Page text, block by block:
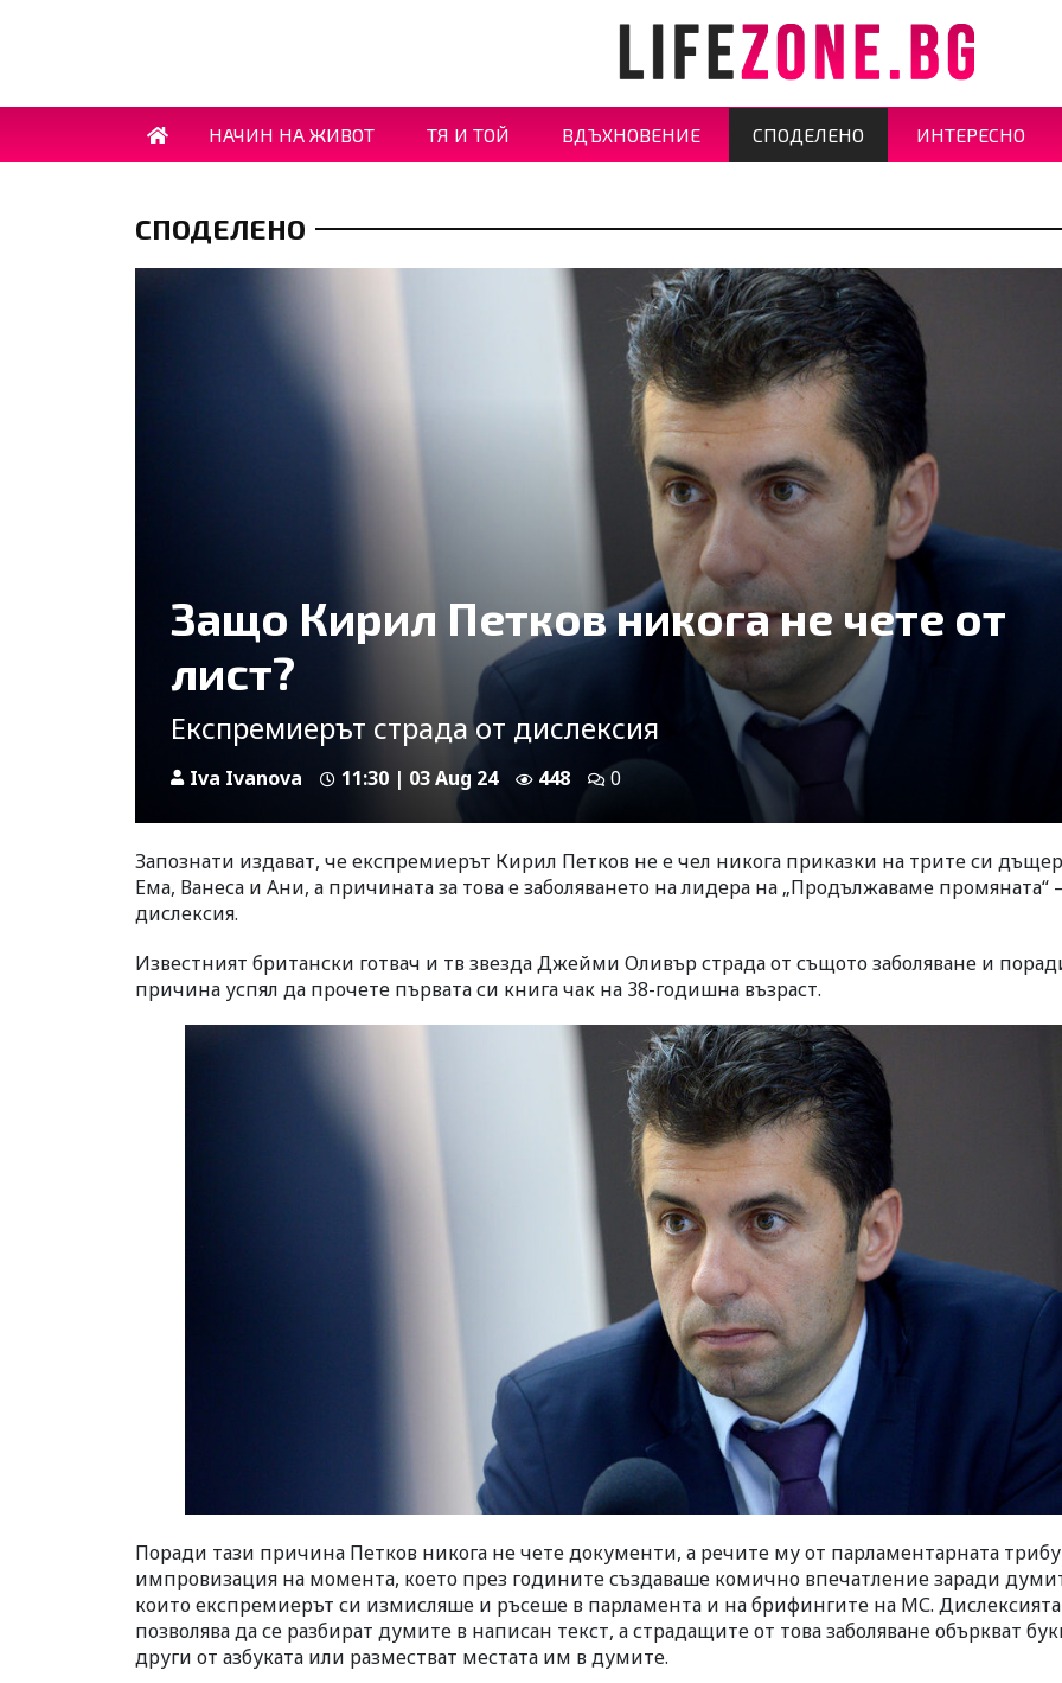
НАЧИН НА ЖИВОТ ТЯ И ТОЙ ВДЪХНОВЕНИЕ СПОДЕЛЕНО ИНТЕРЕСНО
СПОДЕЛЕНО
Защо Кирил Петков никога не чете от
лист?
Експремиерът страда от дислексия
Iva Ivanova 11:30 | 03 Aug 24 448 0
Запознати издават, че експремиерът Кирил Петков не е чел никога приказки на трите си
Ема, Ванеса и Ани, а причината за това е заболяването на лидера на „Продължаваме промяната“
дислексия.
Известният британски готвач и тв звезда Джейми Оливър страда от същото заболяване и
причина успял да прочете първата си книга чак на 38-годишна възраст.
Поради тази причина Петков никога не чете документи, а речите му от парламентарната
импровизация на момента, което през годините създаваше комично впечатление заради
които експремиерът си измисляше и ръсеше в парламента и на брифингите на МС.
позволява да се разбират думите в написан текст, а страдащите от това заболяване объркват
други от азбуката или разместват местата им в думите.